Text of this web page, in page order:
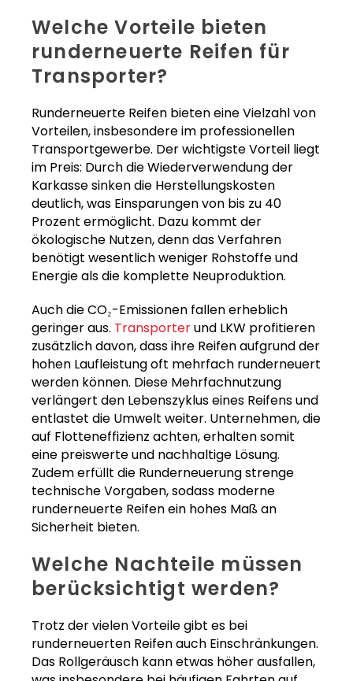
Welche Vorteile bieten
runderneuerte Reifen für
Transporter?
Runderneuerte Reifen bieten eine Vielzahl von
Vorteilen, insbesondere im professionellen
Transportgewerbe. Der wichtigste Vorteil liegt
im Preis: Durch die Wiederverwendung der
Karkasse sinken die Herstellungskosten
deutlich, was Einsparungen von bis zu 40
Prozent ermöglicht. Dazu kommt der
ökologische Nutzen, denn das Verfahren
benötigt wesentlich weniger Rohstoffe und
Energie als die komplette Neuproduktion.
Auch die CO₂-Emissionen fallen erheblich
geringer aus. Transporterund LKW profitieren
zusätzlich davon, dass ihre Reifen aufgrund der
hohen Laufleistung oft mehrfach runderneuert
werden können. Diese Mehrfachnutzung
verlängert den Lebenszyklus eines Reifens und
entlastet die Umwelt weiter. Unternehmen, die
auf Flotteneffizienz achten, erhalten somit
eine preiswerte und nachhaltige Lösung.
Zudem erfüllt die Runderneuerung strenge
technische Vorgaben, sodass moderne
runderneuerte Reifen ein hohes Maß an
Sicherheit bieten.
Welche Nachteile müssen
berücksichtigt werden?
Trotz der vielen Vorteile gibt es bei
runderneuerten Reifen auch Einschränkungen.
Das Rollgeräusch kann etwas höher ausfallen,